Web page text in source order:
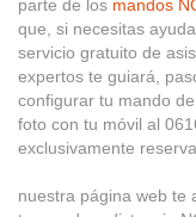
parte de los mandos
que, si necesitas
servicio gratuito de
expertos te guiará,
configurar tu mando
foto con tu móvil al
exclusivamente
nuestra página web te